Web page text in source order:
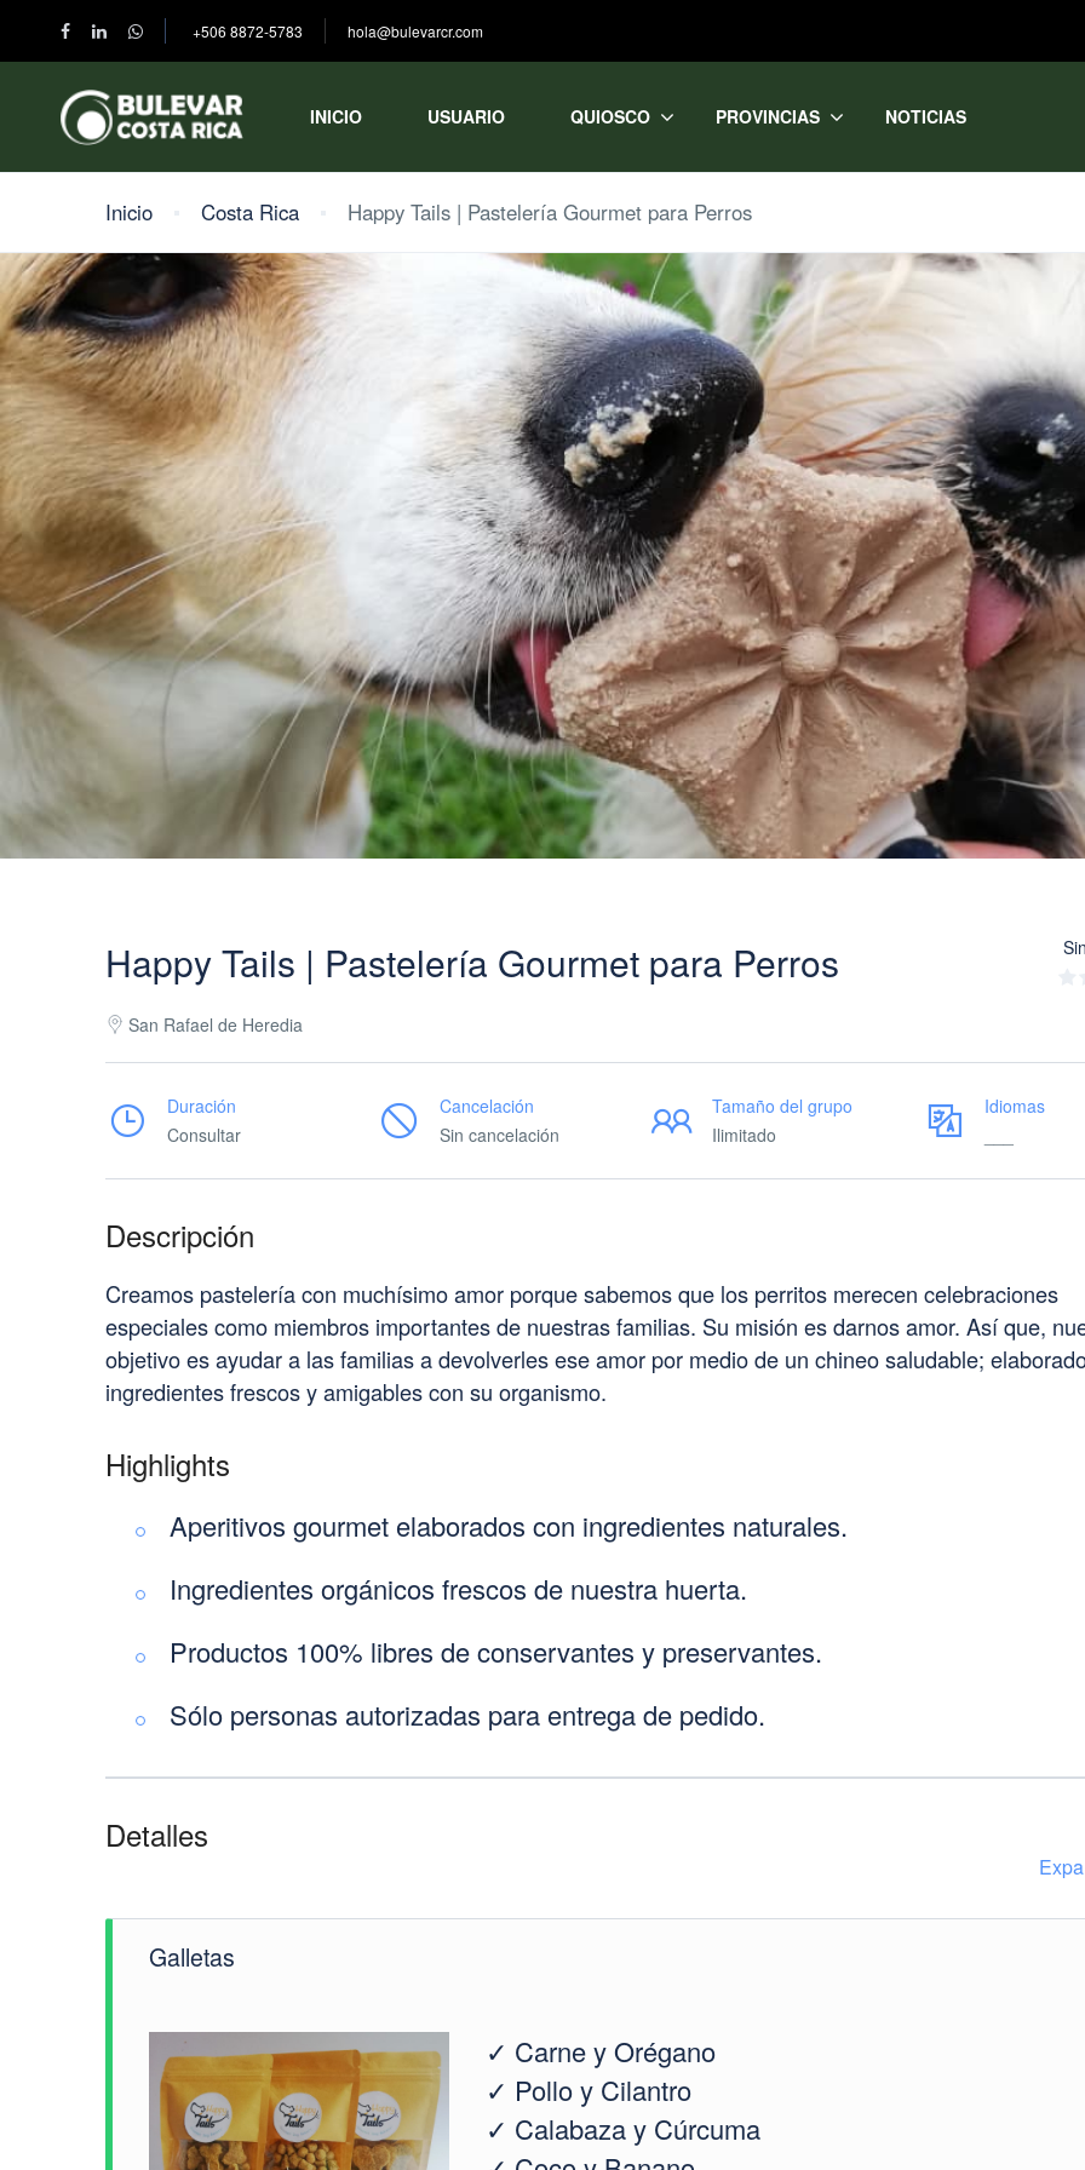
+506 8872-5783 hola@bulevarcr.com
INICIO USUARIO QUIOSCO PROVINCIAS NOTICIAS
Inicio Costa Rica Happy Tails | Pastelería Gourmet para Perros
Happy Tails | Pastelería Gourmet para Perros
San Rafael de Heredia
Duración
Consultar
Cancelación
Sin cancelación
Tamaño del grupo
Ilimitado
Idiomas
Descripción
Creamos pastelería con muchísimo amor porque sabemos que los perritos merecen celebraciones
especiales como miembros importantes de nuestras familias. Su misión es darnos amor. Así que,
objetivo es ayudar a las familias a devolverles ese amor por medio de un chineo saludable;
ingredientes frescos y amigables con su organismo.
Highlights
Aperitivos gourmet elaborados con ingredientes naturales.
Ingredientes orgánicos frescos de nuestra huerta.
Productos 100% libres de conservantes y preservantes.
Sólo personas autorizadas para entrega de pedido.
Detalles
Galletas
✓ Carne y Orégano
✓ Pollo y Cilantro
✓ Calabaza y Cúrcuma